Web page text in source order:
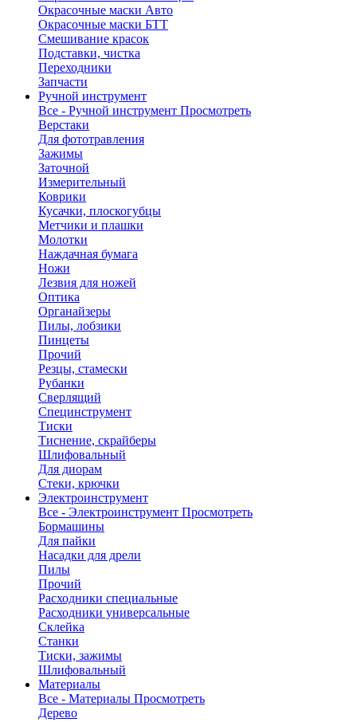
Окрасочные маски Авто
Окрасочные маски БТТ
Смешивание красок
Подставки, чистка
Переходники
Запчасти
Ручной инструмент
Все - Ручной инструмент Просмотреть
Верстаки
Для фототравления
Зажимы
Заточной
Измерительный
Коврики
Кусачки, плоскогубцы
Метчики и плашки
Молотки
Наждачная бумага
Ножи
Лезвия для ножей
Оптика
Органайзеры
Пилы, лобзики
Пинцеты
Прочий
Резцы, стамески
Рубанки
Сверлящий
Специнструмент
Тиски
Тиснение, скрайберы
Шлифовальный
Для диорам
Стеки, крючки
Электроинструмент
Все - Электроинструмент Просмотреть
Бормашины
Для пайки
Насадки для дрели
Пилы
Прочий
Расходники специальные
Расходники универсальные
Склейка
Станки
Тиски, зажимы
Шлифовальный
Материалы
Все - Материалы Просмотреть
Дерево